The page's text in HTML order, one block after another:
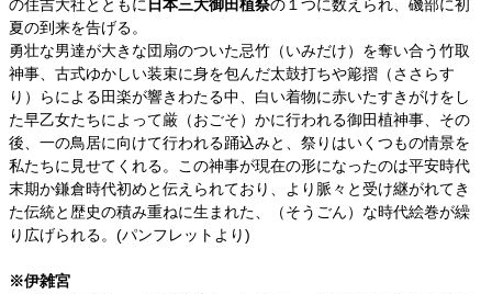
の住吉大社とともに 日本三大御田植祭の１つに数えられ、磯部に初
夏の到来を告げる。
勇壮な男達が大きな団扇のついた忌竹（いみだけ）を奪い合う竹取
神事、古式ゆかしい装束に身を包んだ太鼓打ちや簓摺（ささらす
り）らによる田楽が響きわたる中、白い着物に赤いたすきがけをし
た早乙女たちによって厳（おごそ）かに行われる御田植神事、その
後、一の鳥居に向けて行われる踊込みと、祭りはいくつもの情景を
私たちに見せてくれる。この神事が現在の形になったのは平安時代
末期か鎌倉時代初めと伝えられており、より脈々と受け継がれてき
た伝統と歴史の積み重ねに生まれた、（そうごん）な時代絵巻が繰
り広げられる。(パンフレットより)
※伊雑宮